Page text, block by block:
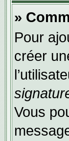
»
Pour
créer
Vous